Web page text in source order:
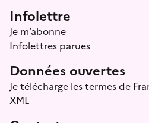
Infolettre
Je m’abonne
Infolettres parues
Données ouvertes
Je télécharge les termes de
XML